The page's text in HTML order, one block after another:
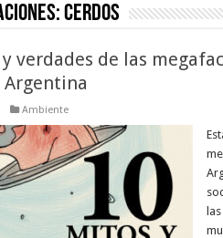
cerdos
verdades de las
Ambiente